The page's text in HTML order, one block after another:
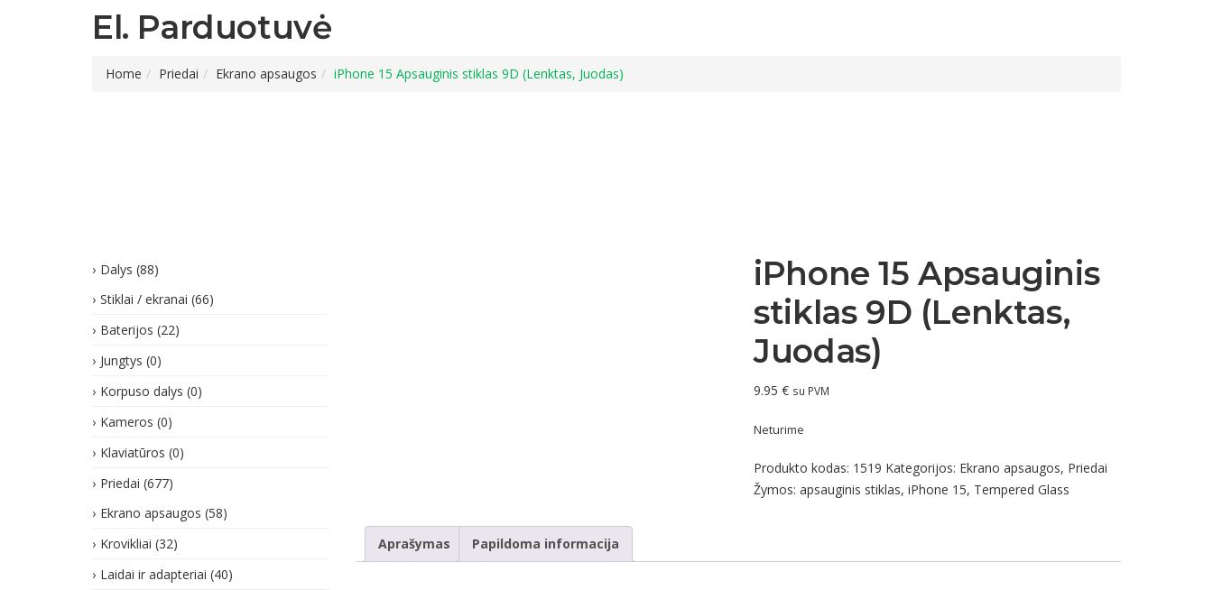
El. Parduotuvė
Home Priedai Ekrano apsaugos iPhone 15 Apsauginis stiklas 9D (Lenktas, Juodas)
iPhone 15 Apsauginis
stiklas 9D (Lenktas,
Juodas)
9.95€ su PVM
Neturime
Produkto kodas: 1519 Kategorijos: Ekrano apsaugos, Priedai
Žymos:apsauginis stiklas,iPhone 15, Tempered Glass
Aprašymas Papildoma informacija
Dalys (88)
Stiklai / ekranai (66)
Baterijos (22)
Jungtys (0)
Korpuso dalys (0)
Kameros (0)
Klaviatūros (0)
Priedai (677)
Ekrano apsaugos (58)
Krovikliai (32)
Laidai ir adapteriai (40)